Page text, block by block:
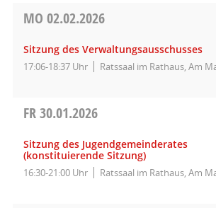
MO 02.02.2026
Sitzung des Verwaltungsausschusses
17:06-18:37 Uhr Ratssaal im Rathaus, Am
FR30.01.2026
Sitzung des Jugendgemeinderates
(konstituierende Sitzung)
16:30-21:00 Uhr Ratssaal im Rathaus, Am